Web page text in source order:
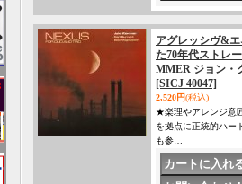
アグレッシヴ&
た70年代ストレ
MMER ジョン・
[SICJ 40047]
2,520円(税込)
★楽理やアレンジ意
を拠点に正統的ハー
も参…